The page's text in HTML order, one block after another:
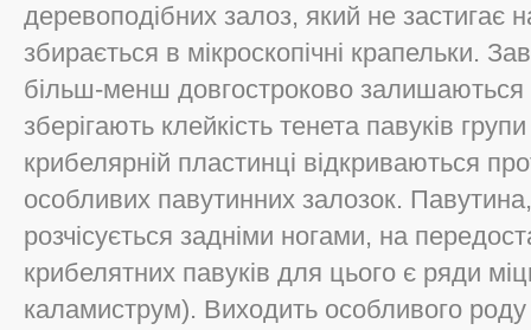
деревоподібних залоз, який не застигає
збирається в мікроскопічні крапельки.
більш-менш довгостроково
зберігають клейкість тенета павуків
крибелярній пластинці відкриваються
особливих павутинних залозок.
розчісується задніми ногами, на
крибелятних павуків для цього є ряди
каламиструм). Виходить особливого